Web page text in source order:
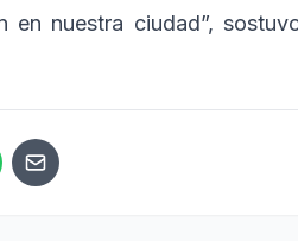
en nuestra ciudad”,